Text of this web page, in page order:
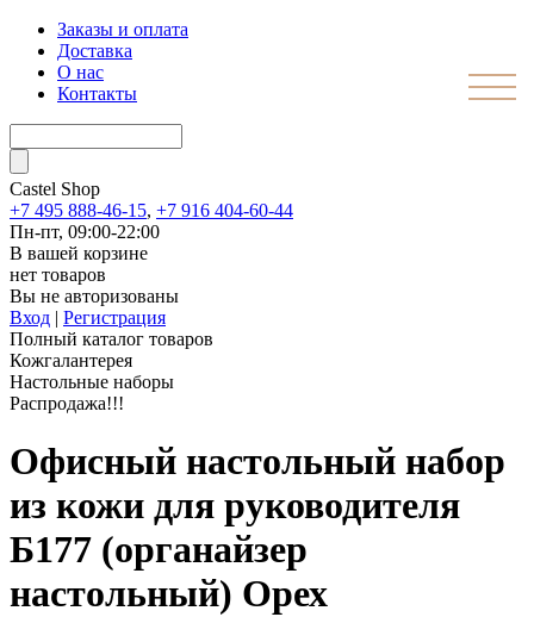
Заказы и оплата
Доставка
О нас
Контакты
Castel Shop
+7 495 888-46-15, +7 916 404-60-44
Пн-пт, 09:00-22:00
В вашей корзине
нет товаров
Вы не авторизованы
Вход | Регистрация
Полный каталог товаров
Кожгалантерея
Настольные наборы
Распродажа!!!
Офисный настольный набор
из кожи для руководителя
Б177 (органайзер
настольный) Орех